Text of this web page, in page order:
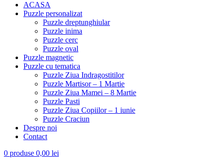
ACASA
Puzzle personalizat
Puzzle dreptunghiular
Puzzle inima
Puzzle cerc
Puzzle oval
Puzzle magnetic
Puzzle cu tematica
Puzzle Ziua Indragostitilor
Puzzle Martisor – 1 Martie
Puzzle Ziua Mamei – 8 Martie
Puzzle Pasti
Puzzle Ziua Copiilor – 1 iunie
Puzzle Craciun
Despre noi
Contact
0 produse 0,00 lei